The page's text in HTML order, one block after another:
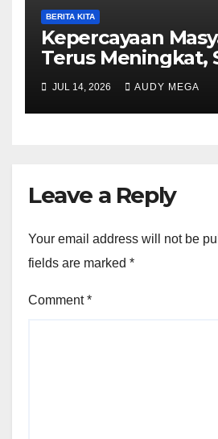
BERITA KITA
Kepercayaan
Terus Meningkat,
Muhammadiyah 5
Purwantoro
Peserta Didik Baru
JUL 14, 2026 AUDY MEGA
Leave a Reply
Your email address will not be
fields are marked *
Comment*